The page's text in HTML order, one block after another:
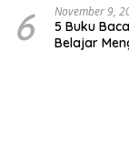
6 November 9,
5 Buku
Belajar